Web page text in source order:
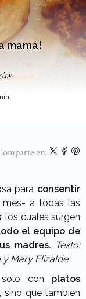
mamá!
en:
para consentir
a todas las
, los cuales surgen
el equipo de
madres. Texto:
Mary Elizalde.
solo con platos
sino que también